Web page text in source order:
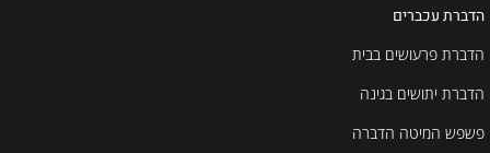
הדברת עכברים
הדברת פרעושים בבית
הדברת יתושים בגינה
פשפש המיטה הדברה